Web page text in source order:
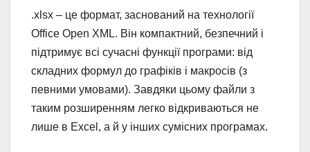
.xlsx – це формат, заснований на технології
Office Open XML. Він компактний, безпечний і
підтримує всі сучасні функції програми: від
складних формул до графіків і макросів (з
певними умовами). Завдяки цьому файли з
таким розширенням легко відкриваються не
лише в Excel, а й у інших сумісних програмах.